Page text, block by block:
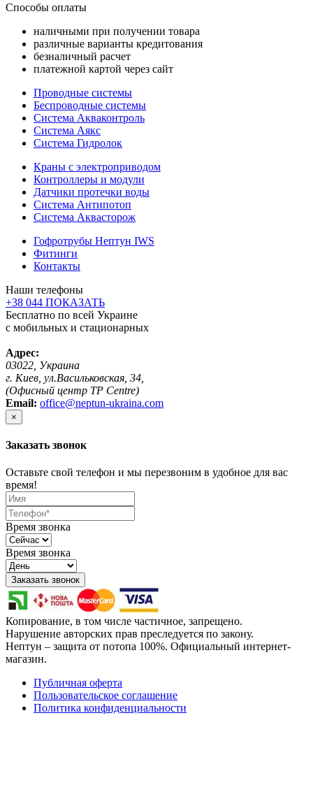
Способы оплаты
наличными при получении товара
различные варианты кредитования
безналичный расчет
платежной картой через сайт
Проводные системы
Беспроводные системы
Система Акваконтроль
Система Аякс
Система Гидролок
Краны с электроприводом
Контроллеры и модули
Датчики протечки воды
Система Антипотоп
Система Аквасторож
Гофротрубы Нептун IWS
Фитинги
Контакты
Наши телефоны
+38 044 ПОКАЗАТЬ
Бесплатно по всей Украине
с мобильных и стационарных
Адрес:
03022, Украина
г. Киев, ул.Васильковская, 34,
(Офисный центр TP Centre)
Email: office@neptun-ukraina.com
×
Заказать звонок
Оставьте свой телефон и мы перезвоним в удобное для вас
время!
Время звонка
Время звонка
Заказать звонок
Копирование, в том числе частичное, запрещено.
Нарушение авторских прав преследуется по закону.
Нептун – защита от потопа 100%. Официальный интернет-
магазин.
Публичная оферта
Пользовательское соглашение
Политика конфиденциальности